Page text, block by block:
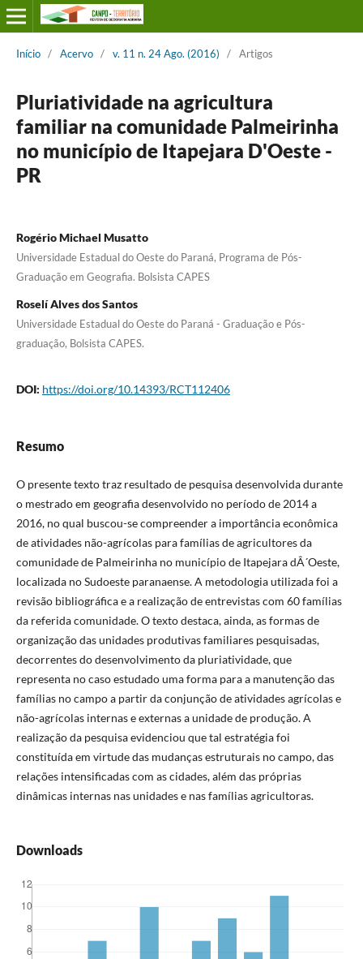
Início / Acervo / v. 11 n. 24 Ago. (2016) / Artigos
Pluriatividade na agricultura
familiar na comunidade Palmeirinha
no município de Itapejara D'Oeste -
PR
Rogério Michael Musatto
Universidade Estadual do Oeste do Paraná, Programa de Pós-
Graduação em Geografia. Bolsista CAPES
Roselí Alves dos Santos
Universidade Estadual do Oeste do Paraná - Graduação e Pós-
graduação, Bolsista CAPES.
DOI: https://doi.org/10.14393/RCT112406
Resumo
O presente texto traz resultado de pesquisa desenvolvida durante
o mestrado em geografia desenvolvido no período de 2014 a
2016, no qual buscou-se compreender a importância econômica
de atividades não-agrícolas para famílias de agricultores da
comunidade de Palmeirinha no município de Itapejara dÂ´Oeste,
localizada no Sudoeste paranaense. A metodologia utilizada foi a
revisão bibliográfica e a realização de entrevistas com 60 famílias
da referida comunidade. O texto destaca, ainda, as formas de
organização das unidades produtivas familiares pesquisadas,
decorrentes do desenvolvimento da pluriatividade, que
representa no caso estudado uma forma para a manutenção das
famílias no campo a partir da conjunção de atividades agrícolas e
não-agrícolas internas e externas a unidade de produção. A
realização da pesquisa evidenciou que tal estratégia foi
constituída em virtude das mudanças estruturais no campo, das
relações intensificadas com as cidades, além das próprias
dinâmicas internas nas unidades e nas famílias agricultoras.
Downloads